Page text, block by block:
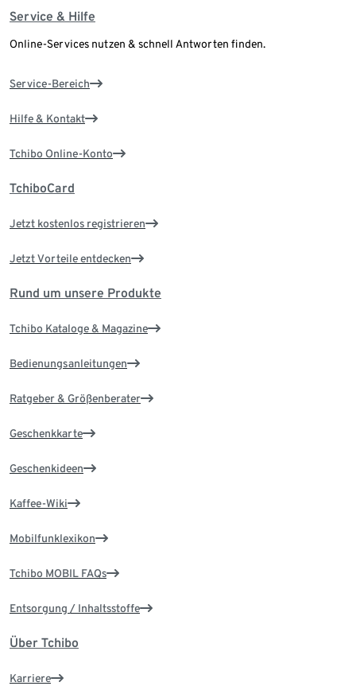
Service & Hilfe
Online-Services nutzen & schnell Antworten finden.
Service-Bereich
Hilfe & Kontakt
Tchibo Online-Konto
TchiboCard
Jetzt kostenlos registrieren
Jetzt Vorteile entdecken
Rund um unsere Produkte
Tchibo Kataloge & Magazine
Bedienungsanleitungen
Ratgeber & Größenberater
Geschenkkarte
Geschenkideen
Kaffee-Wiki
Mobilfunklexikon
Tchibo MOBIL FAQs
Entsorgung / Inhaltsstoffe
Über Tchibo
Karriere